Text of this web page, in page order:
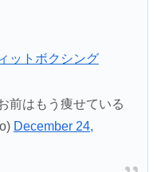
ットボクシング
前はもう痩せている
December 24,